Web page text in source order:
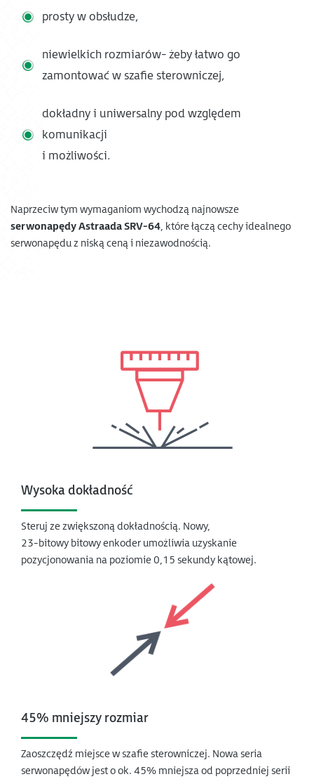
prosty w obsłudze,
niewielkich rozmiarów- żeby łatwo go
zamontować w szafie sterowniczej,
dokładny i uniwersalny pod względem
komunikacji
i możliwości.
Naprzeciw tym wymaganiom wychodzą najnowsze
serwonapędy Astraada SRV-64, które łączą cechy idealnego
serwonapędu z niską ceną i niezawodnością.
Wysoka dokładność
Steruj ze zwiększoną dokładnością. Nowy,
23-bitowy bitowy enkoder umożliwia uzyskanie
pozycjonowania na poziomie 0,15 sekundy kątowej.
45% mniejszy rozmiar
Zaoszczędź miejsce w szafie sterowniczej. Nowa seria
serwonapędów jest o ok. 45% mniejsza od poprzedniej serii